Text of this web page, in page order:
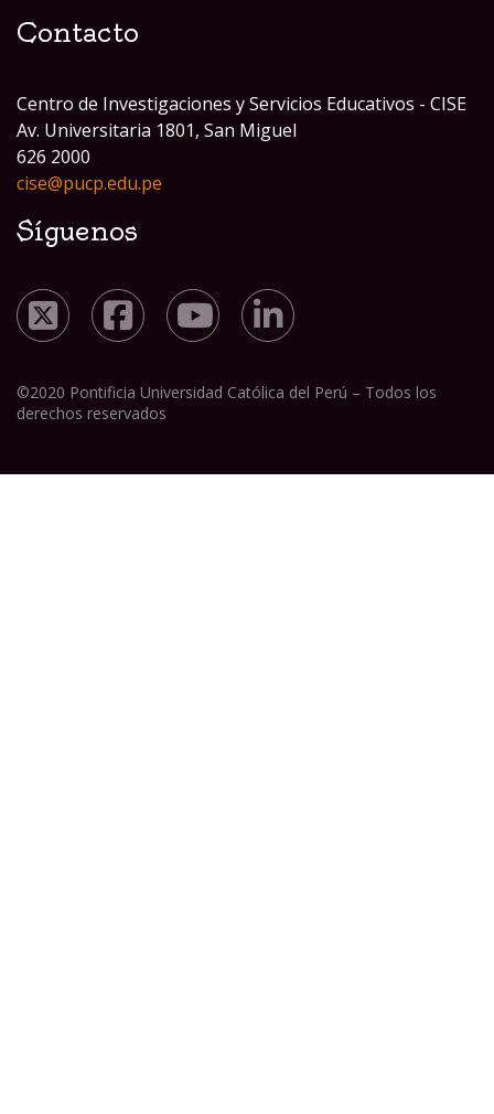
Contacto
Centro de Investigaciones y Servicios Educativos - CISE
Av. Universitaria 1801, San Miguel
626 2000
cise@pucp.edu.pe
Síguenos
©2020 Pontificia Universidad Católica del Perú – Todos los
derechos reservados